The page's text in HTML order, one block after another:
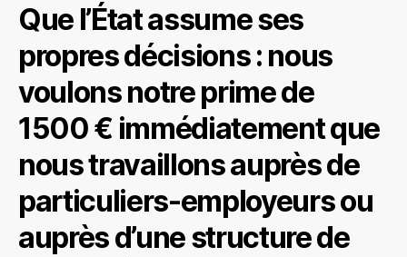
Que l’État assume ses
propres décisions : nous
voulons notre prime de
1500 € immédiatement que
nous travaillons auprès de
particuliers-employeurs ou
auprès d’une structure de